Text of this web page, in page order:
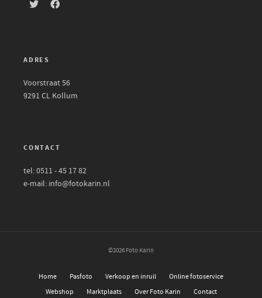
ADRES
Voorstraat 56
9291 CL Kollum
CONTACT
tel: 0511 - 45 17 82
e-mail: info@fotokarin.nl
©2026 Foto Karin
Home Pasfoto Verkoop en inruil
Online fotoservice
Webshop
Marktplaats Over Foto Karin Contact